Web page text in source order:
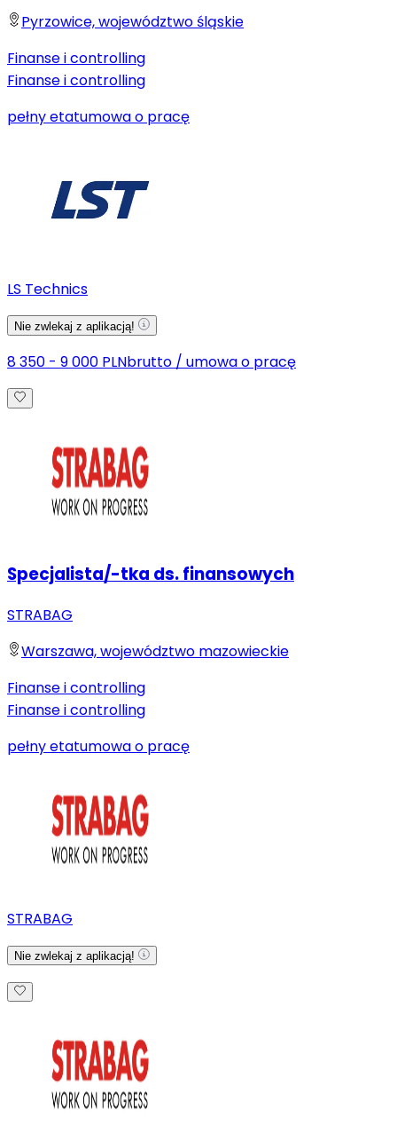
Pyrzowice, województwo śląskie
Finanse i controlling
Finanse i controlling
pełny etatumowa o pracę
LS Technics
Nie zwlekaj z aplikacją!
8 350 - 9 000 PLNbrutto / umowa o pracę
Specjalista/-tka ds. finansowych
STRABAG
Warszawa, województwo mazowieckie
Finanse i controlling
Finanse i controlling
pełny etatumowa o pracę
STRABAG
Nie zwlekaj z aplikacją!